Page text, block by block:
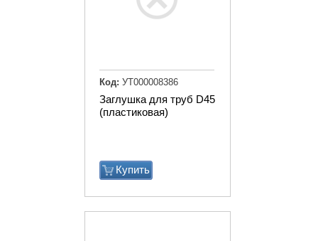
Заглушка для труб D45
(пластиковая)
Купить
Код: УТ000008386